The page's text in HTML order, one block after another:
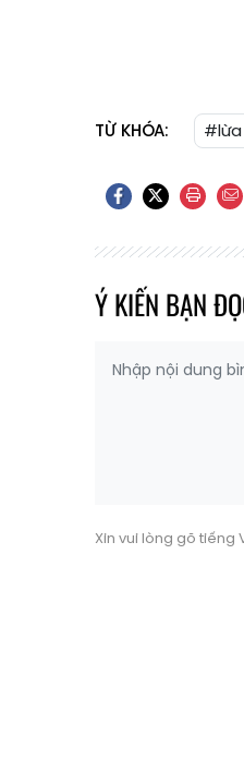
TỪ KHÓA:
Ý KIẾN BẠN
Xin vui lòng gõ tiếng